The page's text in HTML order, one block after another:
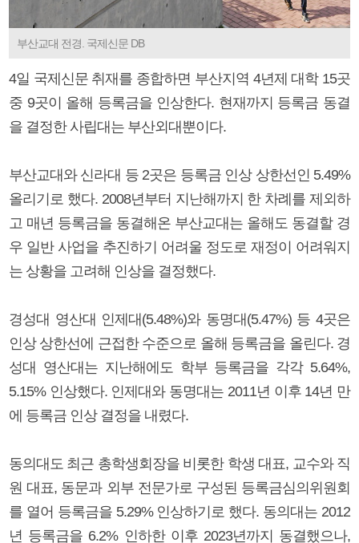
부산교대 전경. 국제신문 DB
4일 국제신문 취재를 종합하면 부산지역 4년제 대학 15곳
중 9곳이 올해 등록금을 인상한다. 현재까지 등록금 동결
을 결정한 사립대는 부산외대뿐이다.
부산교대와 신라대 등 2곳은 등록금 인상 상한선인 5.49%
올리기로 했다. 2008년부터 지난해까지 한 차례를 제외하
고 매년 등록금을 동결해온 부산교대는 올해도 동결할 경
우 일반 사업을 추진하기 어려울 정도로 재정이 어려워지
는 상황을 고려해 인상을 결정했다.
경성대 영산대 인제대(5.48%)와 동명대(5.47%) 등 4곳은
인상 상한선에 근접한 수준으로 올해 등록금을 올린다. 경
성대 영산대는 지난해에도 학부 등록금을 각각 5.64%,
5.15% 인상했다. 인제대와 동명대는 2011년 이후 14년 만
에 등록금 인상 결정을 내렸다.
동의대도 최근 총학생회장을 비롯한 학생 대표, 교수와 직
원 대표, 동문과 외부 전문가로 구성된 등록금심의위원회
를 열어 등록금을 5.29% 인상하기로 했다. 동의대는 2012
년 등록금을 6.2% 인하한 이후 2023년까지 동결했으나,